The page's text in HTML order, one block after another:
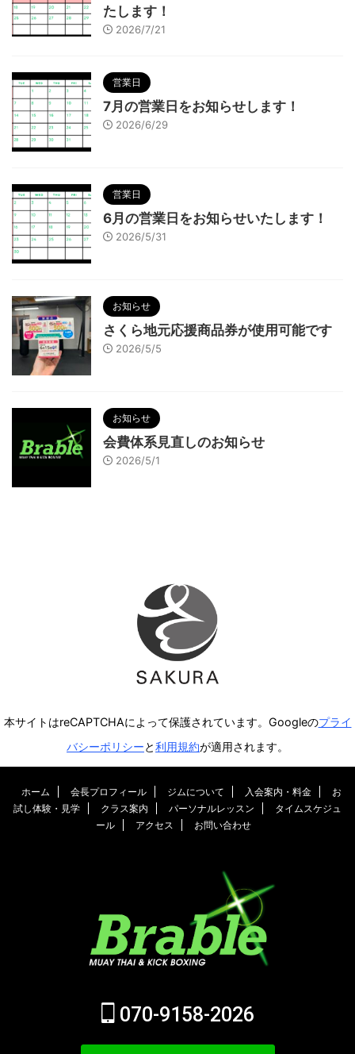
たします！
2026/7/21
営業日
7月の営業日をお知らせします！
2026/6/29
営業日
6月の営業日をお知らせいたします！
2026/5/31
お知らせ
さくら地元応援商品券が使用可能です
2026/5/5
お知らせ
会費体系見直しのお知らせ
2026/5/1
本サイトはreCAPTCHAによって保護されています。Googleのプライ
バシーポリシーと利用規約が適用されます。
ホーム 会長プロフィール ジムについて 入会案内・料金
お
試し体験・見学
クラス案内 パーソナルレッスン
タイムスケジュ
ール
アクセス お問い合わせ
070-9158-2026